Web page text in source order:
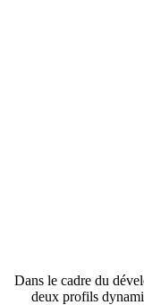
Dans le cadre du
deux profils